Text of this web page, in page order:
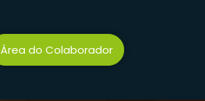
Área do Colaborador